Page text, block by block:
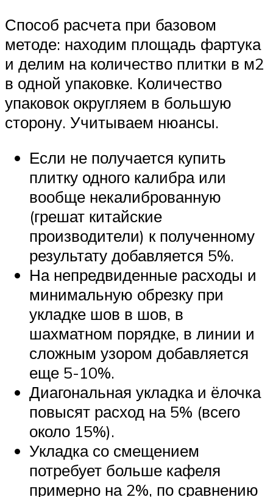
Способ расчета при базовом
методе: находим площадь фартука
и делим на количество плитки в м2
в одной упаковке. Количество
упаковок округляем в большую
сторону. Учитываем нюансы.
Если не получается купить
плитку одного калибра или
вообще некалиброванную
(грешат китайские
производители) к полученному
результату добавляется 5%.
На непредвиденные расходы и
минимальную обрезку при
укладке шов в шов, в
шахматном порядке, в линии и
сложным узором добавляется
еще 5-10%.
Диагональная укладка и ёлочка
повысят расход на 5% (всего
около 15%).
Укладка со смещением
потребует больше кафеля
примерно на 2%, по сравнению